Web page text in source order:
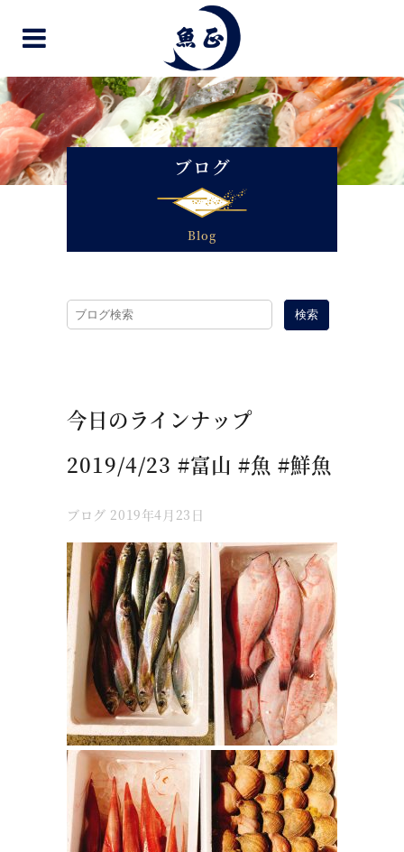
ブログ
Blog
検索
今日のラインナップ
2019/4/23 #富山 #魚 #鮮魚
ブログ 2019年4月23日